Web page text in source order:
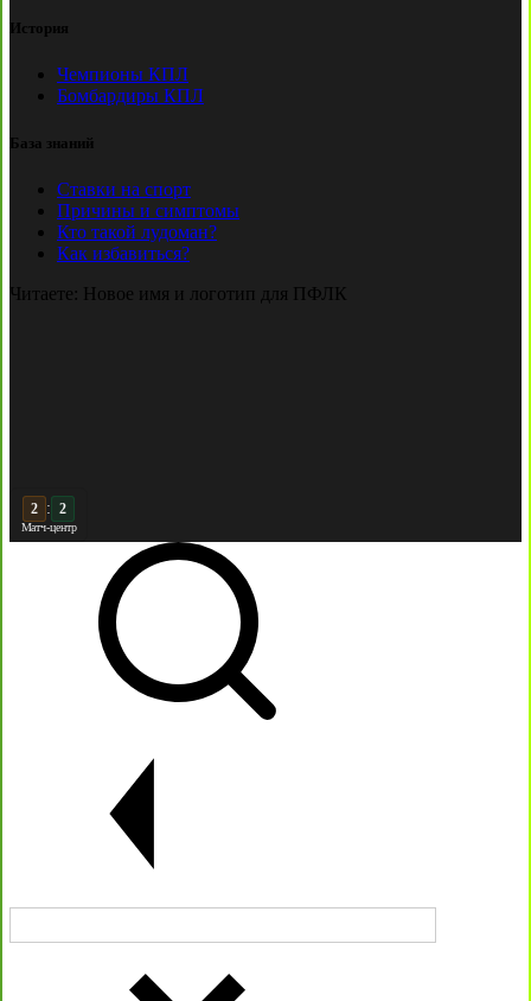
История
Чемпионы КПЛ
Бомбардиры КПЛ
База знаний
Ставки на спорт
Причины и симптомы
Кто такой лудоман?
Как избавиться?
Читаете: Новое имя и логотип для ПФЛК
3 : 2
Матч-центр